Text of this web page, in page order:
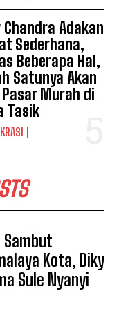
Chandra Adakan
Sederhana,
Beberapa Hal,
Satunya Akan
Pasar Murah di
Tasik
Sambut
Kota, Diky
Sule Nyanyi